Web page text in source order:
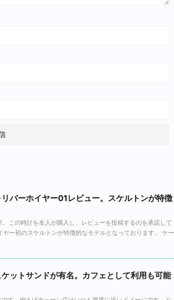
バーホイヤー01レビュー。スケルトンが特徴
この時計を友人が購入し、レビューを投稿するのを承諾して
ー初のスケルトンが特徴的なモデルとなっております。 ケー
ットサンドが有名。カフェとして利用も可能